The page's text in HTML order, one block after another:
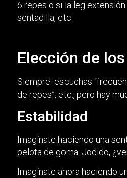
6 repes o si la leg
sentadilla, etc.
Elección de
Siempre escuchas
de repes”, etc., pero hay
Estabilidad
Imagínate haciendo una
pelota de goma. Jodido,
Imagínate ahora haciendo